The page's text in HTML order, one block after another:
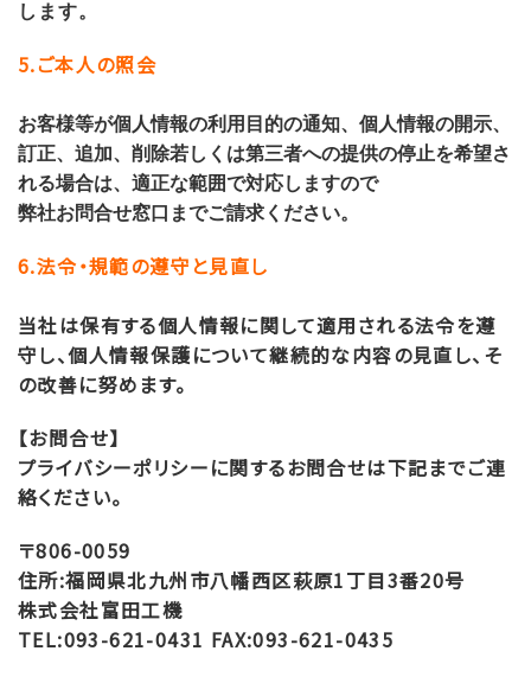
します。
5.ご本人の照会
お客様等が個人情報の利用目的の通知、個人情報の開示、
訂正、追加、削除若しくは第三者への提供の停止を希望さ
れる場合は、適正な範囲で対応しますので
弊社お問合せ窓口までご請求ください。
6.法令・規範の遵守と見直し
当社は保有する個人情報に関して適用される法令を遵
守し、個人情報保護について継続的な内容の見直し、そ
の改善に努めます。
【お問合せ】
プライバシーポリシーに関するお問合せは下記までご連
絡ください。
〒806-0059
住所:福岡県北九州市八幡西区萩原1丁目3番20号
株式会社富田工機
TEL:093-621-0431 FAX:093-621-0435